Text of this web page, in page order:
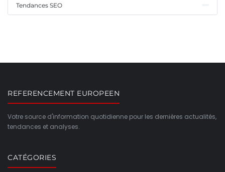
Tendances SEO
REFERENCEMENT EUROPEEN
Votre source d'information quotidienne pour les dernières actualités,
tendances et analyses.
CATÉGORIES